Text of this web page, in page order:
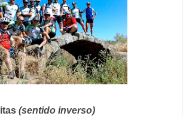
(sentido inverso)